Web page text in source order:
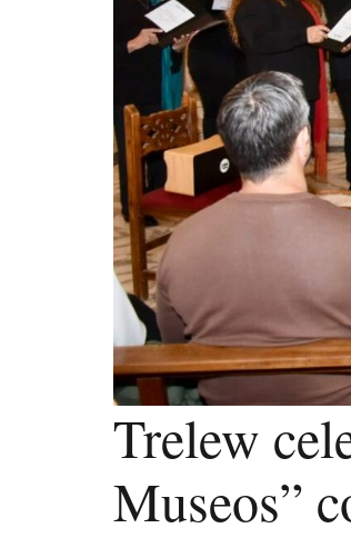
Trelew
Museos”